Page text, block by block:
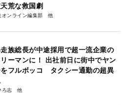
荒な救国劇
オンライン編集部
族総長が中途採用で超一流企業の
ーマンに！ 出社前日に街中でヤン
をフルボッコ タクシー通勤の超異
ろ志